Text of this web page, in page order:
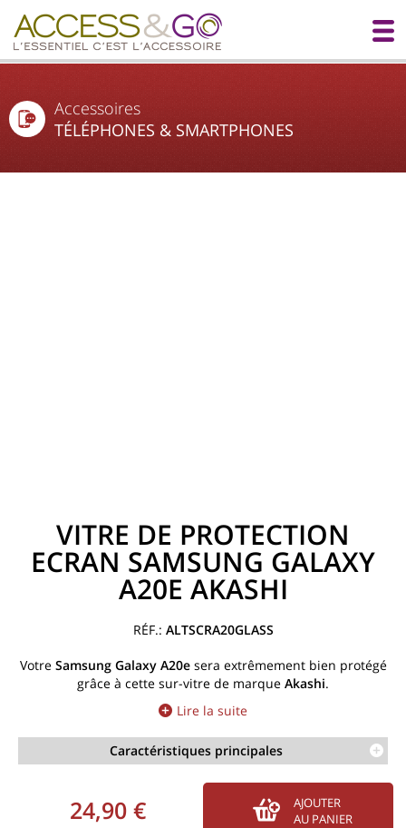
Accessoires
TÉLÉPHONES & SMARTPHONES
VITRE DE PROTECTION
ECRAN SAMSUNG GALAXY
A20E AKASHI
ALTSCRA20GLASS
Votre Samsung Galaxy A20esera extrêmement bien protégé
grâce à cette sur-vitre de marque Akashi.
Lire la suite
Caractéristiques principales
24,90 €
AJOUTER
AU PANIER